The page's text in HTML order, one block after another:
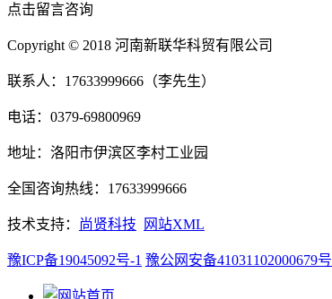
点击留言咨询
Copyright © 2018 河南新联华科贸有限公司
联系人：17633999666（李先生）
电话：0379-69800969
地址：洛阳市伊滨区李村工业园
全国咨询热线：17633999666
技术支持： 尚贤科技 网站XML
豫ICP备19045092号-1 豫公网安备41031102000679号